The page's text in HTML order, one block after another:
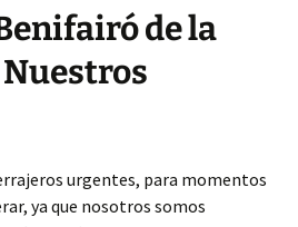
de la
urgentes, para momentos
ya que nosotros somos